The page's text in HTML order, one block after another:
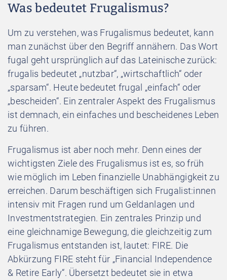
Was bedeutet Frugalismus?
Um zu verstehen, was Frugalismus bedeutet, kann
man zunächst über den Begriff annähern. Das Wort
fugal geht ursprünglich auf das Lateinische zurück:
frugalis bedeutet „nutzbar“, „wirtschaftlich“ oder
„sparsam“. Heute bedeutet frugal „einfach“ oder
„bescheiden“. Ein zentraler Aspekt des Frugalismus
ist demnach, ein einfaches und bescheidenes Leben
zu führen.
Frugalismus ist aber noch mehr. Denn eines der
wichtigsten Ziele des Frugalismus ist es, so früh
wie möglich im Leben finanzielle Unabhängigkeit zu
erreichen. Darum beschäftigen sich Frugalist:innen
intensiv mit Fragen rund um Geldanlagen und
Investmentstrategien. Ein zentrales Prinzip und
eine gleichnamige Bewegung, die gleichzeitig zum
Frugalismus entstanden ist, lautet: FIRE. Die
Abkürzung FIRE steht für „Financial Independence
& Retire Early“. Übersetzt bedeutet sie in etwa